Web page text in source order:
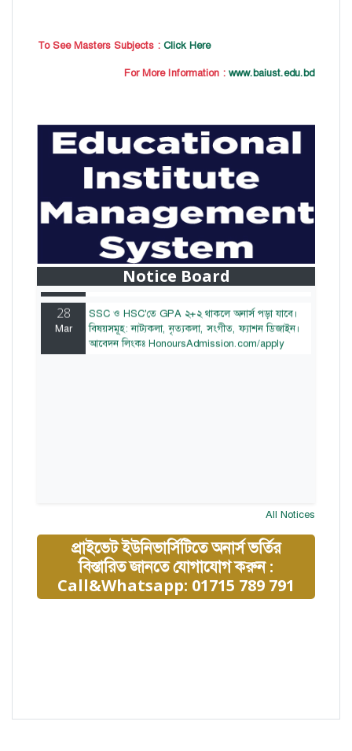
To See Masters Subjects : Click Here
For More Information : www.baiust.edu.bd
Notice Board
বাজেটের মধ্যে প্রাইভেট ইউনিভার্সিটিতে অনার্স পড়ার
সুযোগ। ২০টির অধিক বিষয়, ৪ বছরে মোট খরচ ২ লক্ষ
থেকে ৫ লক্ষ টাকা। আবেদন লিংকঃ
HonoursAdmission.com/apply
28
Mar
SSC ও HSC'তে GPA ২+২ থাকলে অনার্স পড়া যাবে।
বিষয়সমূহ: নাট্যকলা, নৃত্যকলা, সংগীত, ফ্যাশন ডিজাইন।
আবেদন লিংকঃ HonoursAdmission.com/apply
All Notices
প্রাইভেট ইউনিভার্সিটিতে অনার্স ভর্তির
বিস্তারিত জানতে যোগাযোগ করুন :
Call&Whatsapp: 01715 789 791